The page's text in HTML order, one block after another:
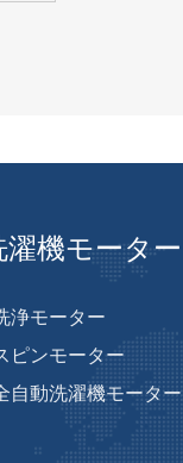
濯機モーター
浄モーター
ピンモーター
自動洗濯機モーター